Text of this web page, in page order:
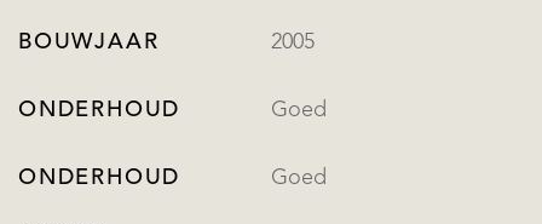
BOUWJAAR 2005
ONDERHOUD Goed
ONDERHOUD Goed